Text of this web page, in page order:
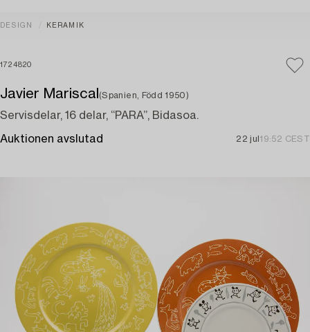
DESIGN KERAMIK
1724820
Javier Mariscal (Spanien, Född 1950)
Servisdelar, 16 delar, “PARA”, Bidasoa.
Auktionen avslutad 22 jul 19:52 CEST